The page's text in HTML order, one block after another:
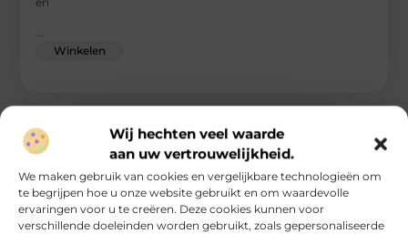
Wij hechten veel waarde
aan uw vertrouwelijkheid.
We maken gebruik van cookies en vergelijkbare technologieën om
te begrijpen hoe u onze website gebruikt en om waardevolle
ervaringen voor u te creëren. Deze cookies kunnen voor
verschillende doeleinden worden gebruikt, zoals gepersonaliseerde
Winkelen